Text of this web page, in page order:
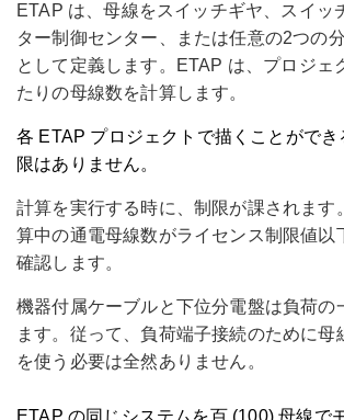
ETAP は、母線をスイッチギヤ、スイッ
ター制御センター、または任意の2つの
として定義します。ETAP は、プロジェ
たりの母線数を計算します。
各 ETAP プロジェクトで描くことができ
限はありません。
計算を実行する時に、制限が課されます
算中の通電母線数がライセンス制限値以
確認します。
機器付属ケーブルと下位分電盤は負荷の
ます。従って、負荷端子接続のために母
を使う必要は全然ありません。
ETAP の同じシステムを百 (100) 母線で